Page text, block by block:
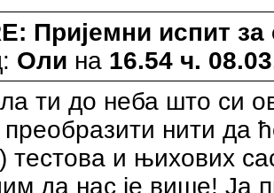
Пријемни испит
Оли на 16.54 ч.
ти до неба што си
преобразити нити да
тестова и њихових
да нас је више! Ја